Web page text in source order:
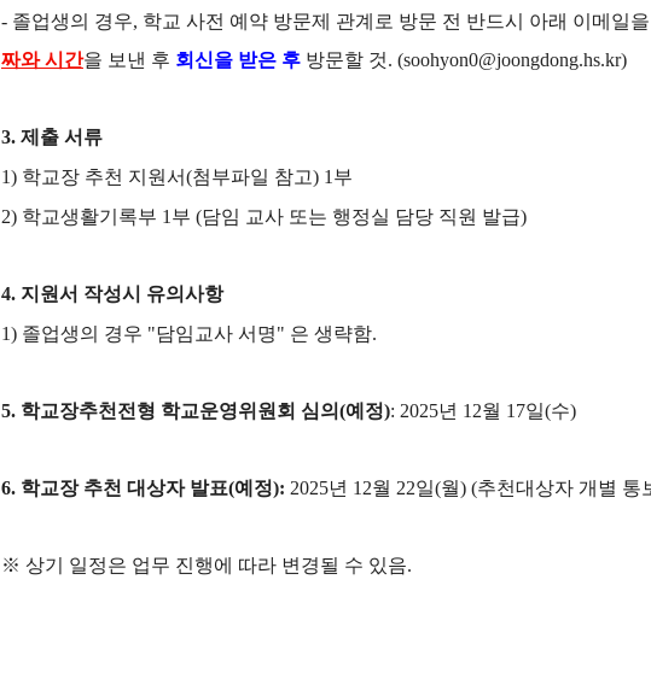
- 졸업생의 경우, 학교 사전 예약 방문제 관계로 방문 전 반드시 아래 이메일을
짜와시간을 보낸 후 회신을 받은 후 방문할 것. (soohyon0@joongdong.hs.kr)
3. 제출 서류
1) 학교장 추천 지원서(첨부파일 참고) 1 부
2) 학교생활기록부 1 부 (담임 교사 또는 행정실 담당 직원 발급)
4. 지원서 작성시 유의사항
1) 졸업생의 경우 "담임교사 서명" 은 생략함.
5. 학교장추천전형 학교운영위원회 심의 (예정): 2025년 12월 17일(수)
6. 학교장 추천 대상자 발표(예정): 2025년 12월 22일(월) (추천대상자 개별 통
※ 상기 일정은 업무 진행에 따라 변경될 수 있음.